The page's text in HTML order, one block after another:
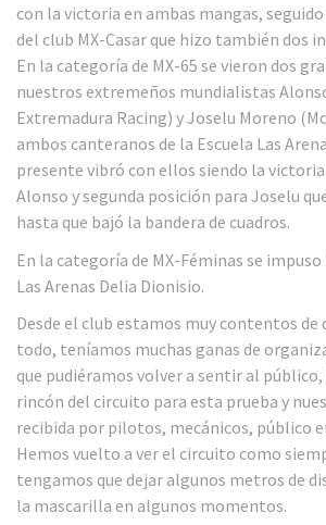
con la victoria en ambas mangas,
del club MX-Casar que hizo también dos
En la categoría de MX-65 se vieron dos
nuestros extremeños mundialistas
Extremadura Racing) y Joselu Moreno
ambos canteranos de la Escuela Las
presente vibró con ellos siendo la
Alonso y segunda posición para Joselu
hasta que bajó la bandera de cuadros.
En la categoría de MX-Féminas se
Las Arenas Delia Dionisio.
Desde el club estamos muy contentos de
todo, teníamos muchas ganas de
que pudiéramos volver a sentir al
rincón del circuito para esta prueba y
recibida por pilotos, mecánicos, público
Hemos vuelto a ver el circuito como
tengamos que dejar algunos metros de
la mascarilla en algunos momentos.